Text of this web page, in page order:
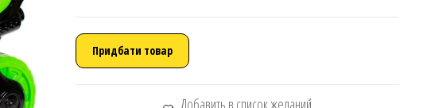
Придбати товар
Добавить в список желаний